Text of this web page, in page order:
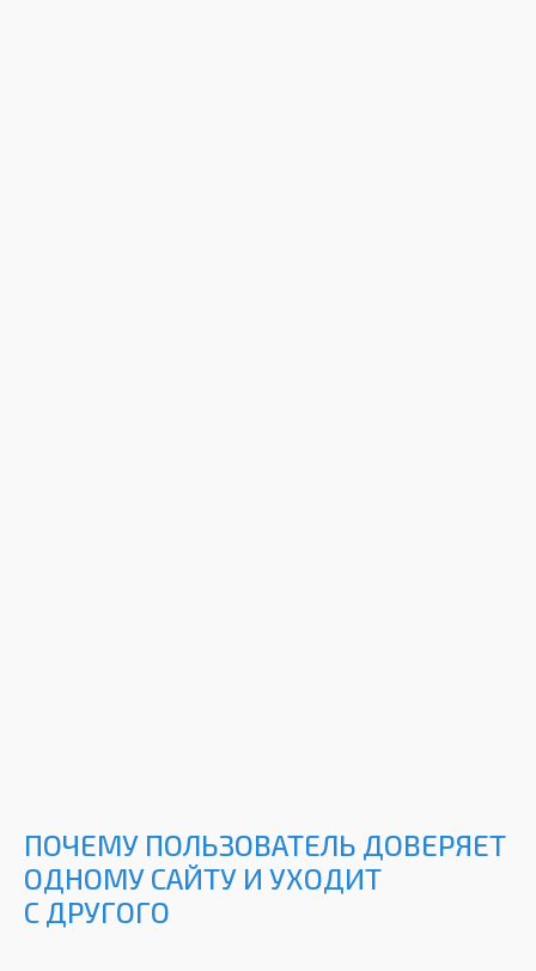
ПОЧЕМУ ПОЛЬЗОВАТЕЛЬ ДОВЕРЯЕТ
ОДНОМУ САЙТУ И УХОДИТ
С ДРУГОГО